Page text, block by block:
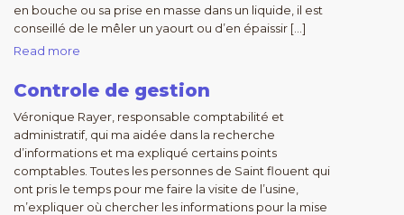
en bouche ou sa prise en masse dans un liquide, il est
conseillé de le mêler un yaourt ou d’en épaissir […]
Read more
Controle de gestion
Véronique Rayer, responsable comptabilité et
administratif, qui ma aidée dans la recherche
d’informations et ma expliqué certains points
comptables. Toutes les personnes de Saint flouent qui
ont pris le temps pour me faire la visite de l’usine,
m’expliquer où chercher les informations pour la mise